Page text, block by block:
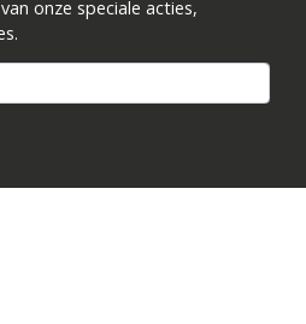
onze speciale acties,